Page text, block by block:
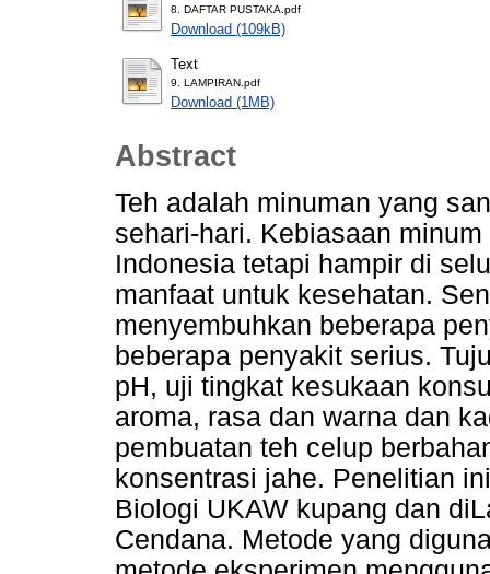
8. DAFTAR PUSTAKA.pdf
Download (109kB)
Text
9. LAMPIRAN.pdf
Download (1MB)
Abstract
Teh adalah minuman yang
sehari-hari. Kebiasaan
Indonesia tetapi hampir di
manfaat untuk kesehatan.
menyembuhkan beberapa
beberapa penyakit serius.
pH, uji tingkat kesukaan
aroma, rasa dan warna dan
pembuatan teh celup
konsentrasi jahe. Penelitian
Biologi UKAW kupang dan
Cendana. Metode yang